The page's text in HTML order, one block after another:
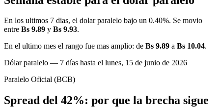
En los ultimos 7 dias, el dolar paralelo bajo un 0.40%. Se movio
entre Bs 9.89 y Bs 9.93.
En el ultimo mes el rango fue mas amplio: de Bs 9.89 a Bs 10.04.
Dólar paralelo — 7 días hasta el lunes, 15 de junio de 2026
Paralelo Oficial (BCB)
Spread del 42%: por que la brecha sigue